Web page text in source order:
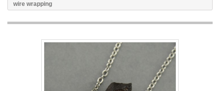
wire wrapping